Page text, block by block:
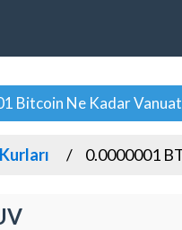
Bitcoin Ne Kadar
0.0000001